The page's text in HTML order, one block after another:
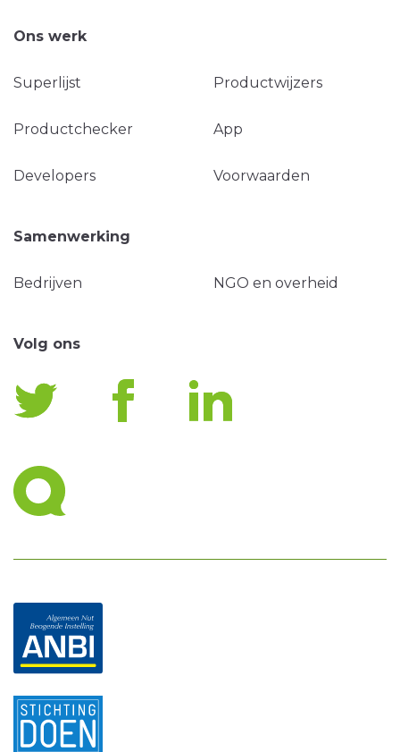
Ons werk
Superlijst Productwijzers
Productchecker App
Developers Voorwaarden
Samenwerking
Bedrijven NGO en overheid
Volg ons